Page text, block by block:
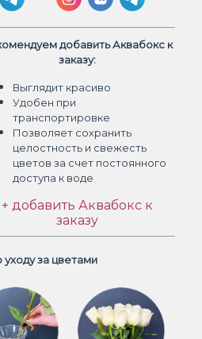
добавить Аквабокс к
заказу:
Выглядит красиво
Удобен при
транспортировке
Позволяет сохранить
целостность и свежесть
цветов за счет постоянного
доступа к воде
+ добавить Аквабокс к
заказу
уходу за цветами